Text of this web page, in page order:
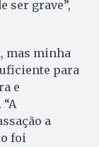
ser grave”,
mas minha
para
e
a
foi